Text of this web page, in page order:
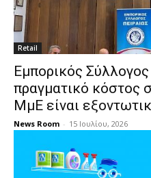
Retail
Εμπορικός
πραγματικό
ΜμΕ είναι
News Room - 15 Ιουλίου, 2026